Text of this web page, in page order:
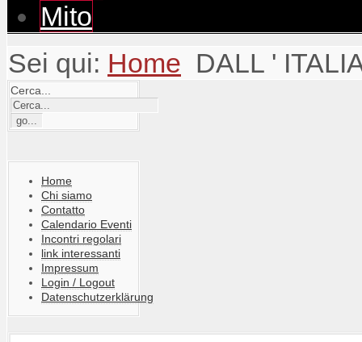
Mito
Sei qui: Home DALL '
Cerca...
Home
Chi siamo
Contatto
Calendario Eventi
Incontri regolari
link interessanti
Impressum
Login / Logout
Datenschutzerklärung